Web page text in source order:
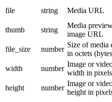
file string Media URL
thumb
string
Media
image URL
file_size
number
Size of media
in octets
width
number
Image or
width in pixels
height
number
Image or
height in